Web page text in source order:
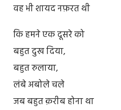
वह भी शायद नफ़रत थी
कि हमने एक दूसरे को
बहुत दुख दिया,
बहुत रुलाया,
लंबे अबोले चले
जब बहुत क़रीब होना था